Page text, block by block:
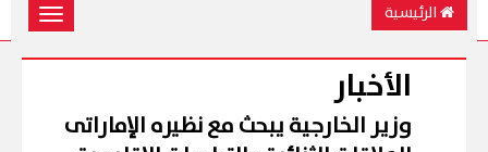
الرئيسية
Toggle
الأخبار
وزير الخارجية يبحث مع نظيره الإماراتى